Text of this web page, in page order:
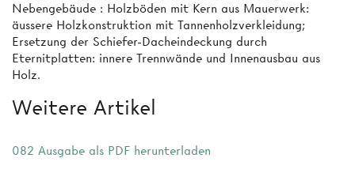
Nebengebäude : Holzböden mit Kern aus Mauerwerk:
äussere Holzkonstruktion mit Tannenholzverkleidung;
Ersetzung der Schiefer-Dacheindeckung durch
Eternitplatten: innere Trennwände und Innenausbau aus
Holz.
Weitere Artikel
082 Ausgabe als PDF herunterladen